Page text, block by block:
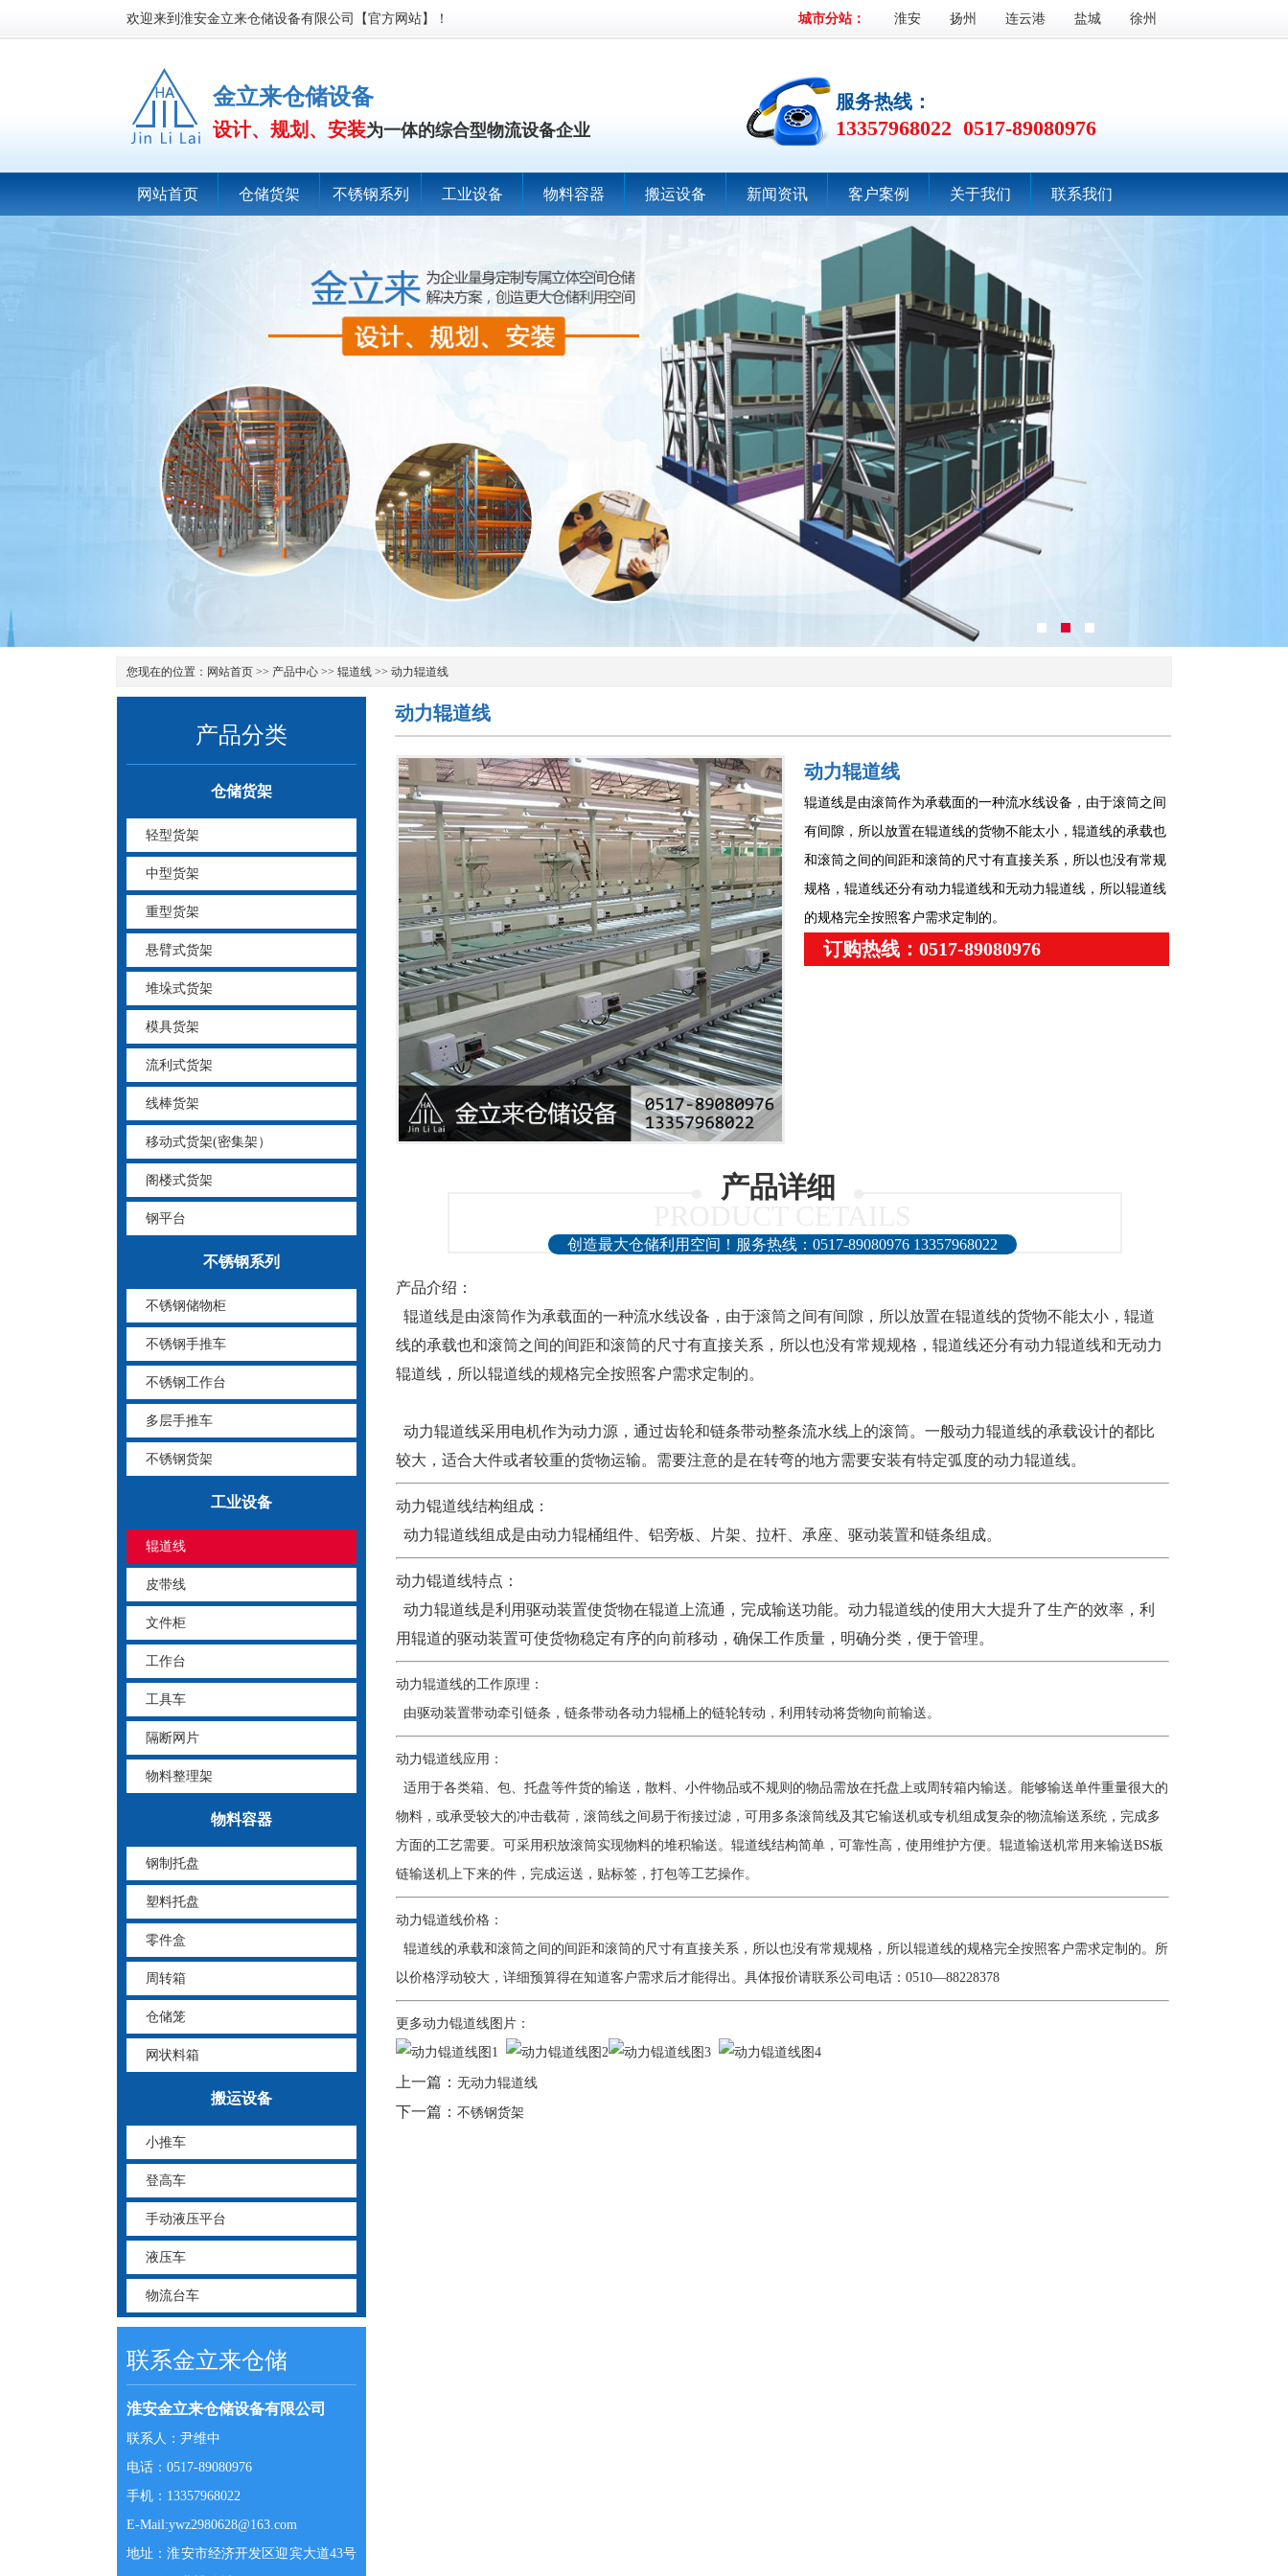
欢迎来到淮安金立来仓储设备有限公司【官方网站】！ 徐州
盐城
连云港
扬州
淮安
城市分站：
金立来仓储设备
设计、规划、安装为一体的综合型物流设备企业
服务热线：
13357968022 0517-89080976
网站首页 仓储货架 不锈钢系列 工业设备 物料容器 搬运设备 新闻资讯 客户案例 关于我们 联系我们
您现在的位置： 网站首页 >> 产品中心 >> 辊道线 >> 动力辊道线
产品分类
仓储货架
轻型货架
中型货架
重型货架
悬臂式货架
堆垛式货架
模具货架
流利式货架
线棒货架
移动式货架(密集架）
阁楼式货架
钢平台
不锈钢系列
不锈钢储物柜
不锈钢手推车
不锈钢工作台
多层手推车
不锈钢货架
工业设备
辊道线
皮带线
文件柜
工作台
工具车
隔断网片
物料整理架
物料容器
钢制托盘
塑料托盘
零件盒
周转箱
仓储笼
网状料箱
搬运设备
小推车
登高车
手动液压平台
液压车
物流台车
联系金立来仓储
淮安金立来仓储设备有限公司
联系人：尹维中
电话：0517-89080976
手机：13357968022
E-Mail:ywz2980628@163.com
地址：淮安市经济开发区迎宾大道43号
动力辊道线
动力辊道线
辊道线是由滚筒作为承载面的一种流水线设备，由于滚筒之间
有间隙，所以放置在辊道线的货物不能太小，辊道线的承载也
和滚筒之间的间距和滚筒的尺寸有直接关系，所以也没有常规
规格，辊道线还分有动力辊道线和无动力辊道线，所以辊道线
的规格完全按照客户需求定制的。
订购热线：0517-89080976
产品详细
创造最大仓储利用空间！服务热线：0517-89080976 13357968022
产品介绍：
辊道线是由滚筒作为承载面的一种流水线设备，由于滚筒之间有间隙，所以放置在辊道线的货物不能太小，辊道
线的承载也和滚筒之间的间距和滚筒的尺寸有直接关系，所以也没有常规规格，辊道线还分有动力辊道线和无动力
辊道线，所以辊道线的规格完全按照客户需求定制的。
动力辊道线采用电机作为动力源，通过齿轮和链条带动整条流水线上的滚筒。一般动力辊道线的承载设计的都比
较大，适合大件或者较重的货物运输。需要注意的是在转弯的地方需要安装有特定弧度的动力辊道线。
动力锟道线结构组成：
动力辊道线组成是由动力辊桶组件、铝旁板、片架、拉杆、承座、驱动装置和链条组成。
动力锟道线特点：
动力辊道线是利用驱动装置使货物在辊道上流通，完成输送功能。动力辊道线的使用大大提升了生产的效率，利
用辊道的驱动装置可使货物稳定有序的向前移动，确保工作质量，明确分类，便于管理。
动力辊道线的工作原理：
由驱动装置带动牵引链条，链条带动各动力辊桶上的链轮转动，利用转动将货物向前输送。
动力锟道线应用：
适用于各类箱、包、托盘等件货的输送，散料、小件物品或不规则的物品需放在托盘上或周转箱内输送。能够输送单件重量很大的
物料，或承受较大的冲击载荷，滚筒线之间易于衔接过滤，可用多条滚筒线及其它输送机或专机组成复杂的物流输送系统，完成多
方面的工艺需要。可采用积放滚筒实现物料的堆积输送。辊道线结构简单，可靠性高，使用维护方便。辊道输送机常用来输送BS板
链输送机上下来的件，完成运送，贴标签，打包等工艺操作。
动力锟道线价格：
辊道线的承载和滚筒之间的间距和滚筒的尺寸有直接关系，所以也没有常规规格，所以辊道线的规格完全按照客户需求定制的。所
以价格浮动较大，详细预算得在知道客户需求后才能得出。具体报价请联系公司电话：0510—88228378
更多动力锟道线图片：
上一篇： 无动力辊道线
下一篇： 不锈钢货架